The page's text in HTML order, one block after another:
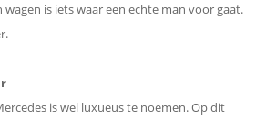
wagen is iets waar een echte man voor gaat.
is wel luxueus te noemen. Op dit